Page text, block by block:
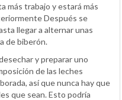
más trabajo y estará más
Después se
llegar a alternar unas
de biberón.
y preparar uno
de las leches
así que nunca hay que
que sean. Esto podría